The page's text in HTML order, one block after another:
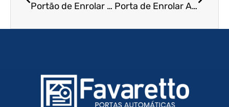
Portão de Enrolar em Indaiatuba – SP Porta de Enrolar Automática em Botucatu – SP